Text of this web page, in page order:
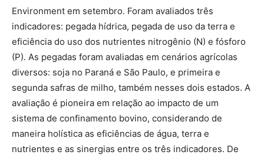
Environment em setembro. Foram avaliados três
indicadores: pegada hídrica, pegada de uso da terra e
eficiência do uso dos nutrientes nitrogênio (N) e fósforo
(P). As pegadas foram avaliadas em cenários agrícolas
diversos: soja no Paraná e São Paulo, e primeira e
segunda safras de milho, também nesses dois estados. A
avaliação é pioneira em relação ao impacto de um
sistema de confinamento bovino, considerando de
maneira holística as eficiências de água, terra e
nutrientes e as sinergias entre os três indicadores. De